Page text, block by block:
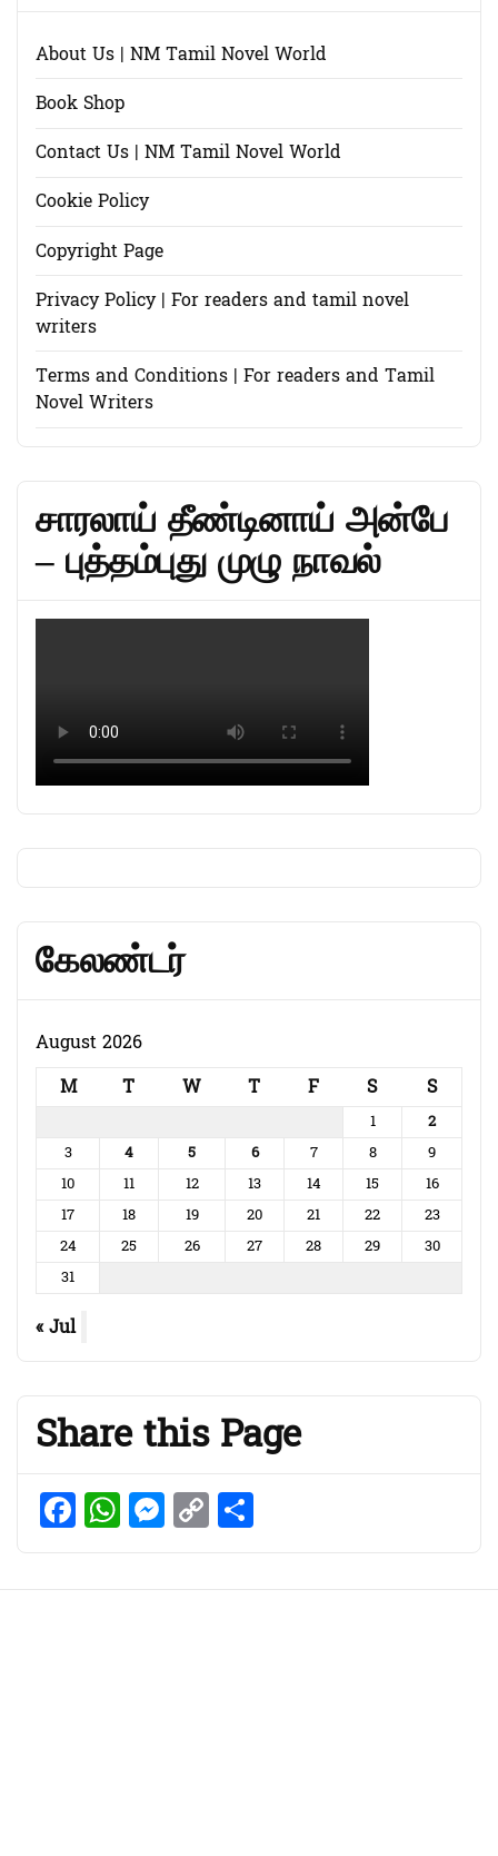
About Us | NM Tamil Novel World
Book Shop
Contact Us | NM Tamil Novel World
Cookie Policy
Copyright Page
Privacy Policy | For readers and tamil novel
writers
Terms and Conditions | For readers and Tamil
Novel Writers
சாரலாய் தீண்டினாய் அன்பே
– புத்தம்புது முழு நாவல்
கேலண்டர்
August 2026
M
T W T F S S
1
2
3
4 5 6 7 8
9
10
11 12 13 14 15
16
17
18 19 20 21 22
23
24
25 26 27 28 29
30
31
« Jul
Share this Page
Facebook
WhatsApp
Messenger
Copy
Link